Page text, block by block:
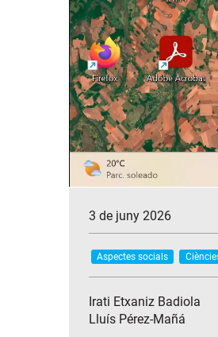
3 de juny 2026
Aspectes socials
Irati Etxaniz Badiola
Lluís Pérez-Mañá